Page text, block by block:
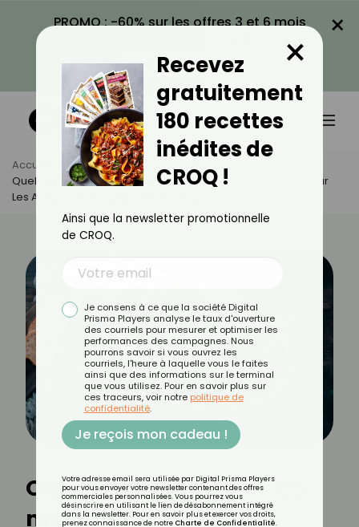
PROMO : -60% sur les offres 3 et 6 mois
VOIR LA PROMO
×
Accueil Actus
Alimentation
Quelles Sont Les Olives Les Moins Caloriques ? Un Guide Pour
Les Amateurs De Saveurs Méditerranéennes
Quelles sont les olives les
moins caloriques ? Un
Recevez
gratuitement
180 recettes
inédites de
CROQ !
×
Ainsi que la newsletter promotionnelle
de CROQ.
Je consens à ce que la société Digital
Prisma Players analyse le taux d'ouverture
des courriels pour mesurer et optimiser les
performances des campagnes. Nous
pourrons savoir si vous ouvrez les
courriels, l'heure à laquelle vous le faites
ainsi que des informations sur le terminal
que vous utilisez. Pour en savoir plus sur
ces traceurs, voir notre politique de
confidentialité.
Je reçois mon cadeau !
Votre adresse email sera utilisée par Digital Prisma Players
pour vous envoyer votre newsletter contenant des offres
commerciales personnalisées. Vous pourrez vous
désinscrire en utilisant le lien de désabonnement intégré
dans la newsletter. Pour en savoir plus et exercer vos droits,
prenez connaissance de notre Charte de Confidentialité.